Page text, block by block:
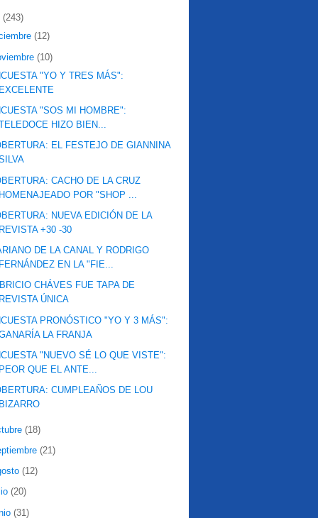
(243)
(12)
(10)
"YO Y TRES MÁS":
"SOS MI HOMBRE":
HIZO BIEN...
EL FESTEJO DE GIANNINA
CACHO DE LA CRUZ
POR "SHOP ...
NUEVA EDICIÓN DE LA
+30 -30
DE LA CANAL Y RODRIGO
EN LA "FIE...
CHÁVES FUE TAPA DE
ÚNICA
PRONÓSTICO "YO Y 3 MÁS":
LA FRANJA
"NUEVO SÉ LO QUE VISTE":
QUE EL ANTE...
CUMPLEAÑOS DE LOU
(18)
(21)
(12)
(20)
(31)